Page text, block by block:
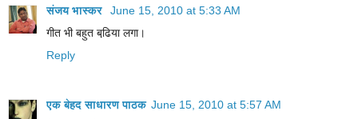
संजय भास्‍कर
June 15, 2010 at 5:33 AM
गीत भी बहुत बढि़या लगा।
Reply
एक बेहद साधारण पाठक June 15, 2010 at 5:57 AM